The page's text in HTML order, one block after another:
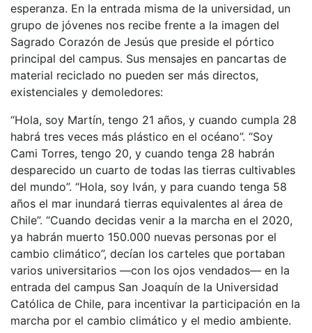
esperanza. En la entrada misma de la universidad, un
grupo de jóvenes nos recibe frente a la imagen del
Sagrado Corazón de Jesús que preside el pórtico
principal del campus. Sus mensajes en pancartas de
material reciclado no pueden ser más directos,
existenciales y demoledores:
“Hola, soy Martín, tengo 21 años, y cuando cumpla 28
habrá tres veces más plástico en el océano”. “Soy
Cami Torres, tengo 20, y cuando tenga 28 habrán
desparecido un cuarto de todas las tierras cultivables
del mundo”. “Hola, soy Iván, y para cuando tenga 58
años el mar inundará tierras equivalentes al área de
Chile”. “Cuando decidas venir a la marcha en el 2020,
ya habrán muerto 150.000 nuevas personas por el
cambio climático”, decían los carteles que portaban
varios universitarios —con los ojos vendados— en la
entrada del campus San Joaquín de la Universidad
Católica de Chile, para incentivar la participación en la
marcha por el cambio climático y el medio ambiente.